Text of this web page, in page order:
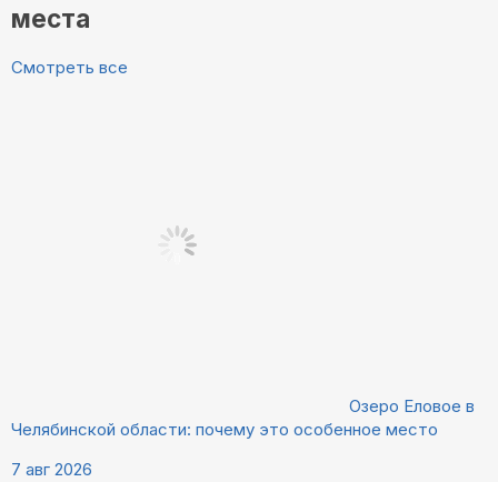
места
Смотреть все
Озеро Еловое в
Челябинской области: почему это особенное место
7 авг 2026